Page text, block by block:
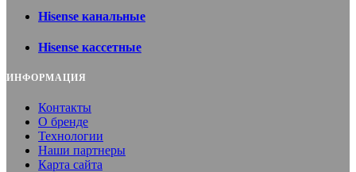
Hisense канальные
Hisense кассетные
ИНФОРМАЦИЯ
Контакты
О бренде
Технологии
Наши партнеры
Карта сайта